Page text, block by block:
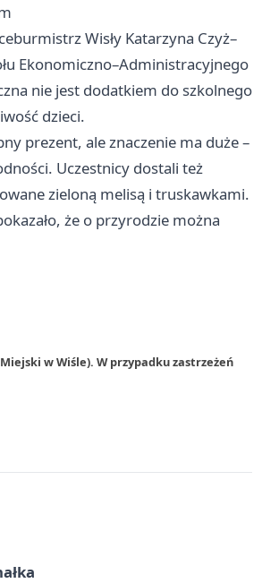
Wisły Katarzyna Czyż–
Ekonomiczno–Administracyjnego
nie jest dodatkiem do szkolnego
dzieci.
prezent, ale znaczenie ma duże –
Uczestnicy dostali też
zieloną melisą i truskawkami.
że o przyrodzie można
w Wiśle). W przypadku zastrzeżeń